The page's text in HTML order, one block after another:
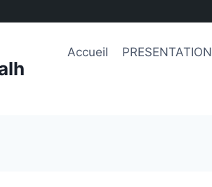
Accueil PRESENTATION